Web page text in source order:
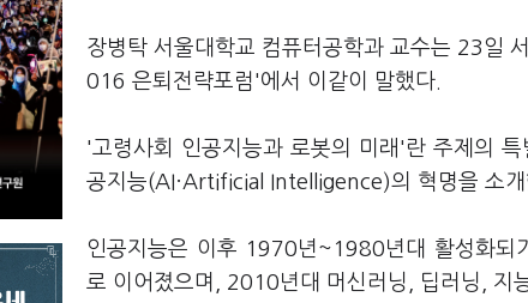
장병탁 서울대학교 컴퓨터공학과 교수는 23일
016 은퇴전략포럼'에서 이같이 말했다.
'고령사회 인공지능과 로봇의 미래'란 주제의
공지능(AI·Artificial Intelligence)의 혁명을 소개
인공지능은 이후 1970년~1980년대 활성화되
로 이어졌으며, 2010년대 머신러닝, 딥러닝, 지